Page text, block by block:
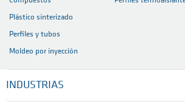
Plástico sinterizado
Perfiles y tubos
Moldeo por inyección
INDUSTRIAS